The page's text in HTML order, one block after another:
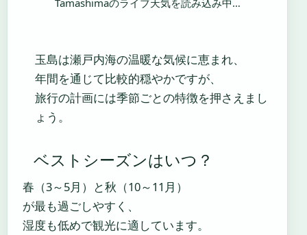
玉島は瀬戸内海の温暖な気候に恵まれ、
年間を通じて比較的穏やかですが、
旅行の計画には季節ごとの特徴を押さえまし
ょう。
ベストシーズンはいつ？
春（3～5月）と秋（10～11月）
が最も過ごしやすく、
湿度も低めで観光に適しています。